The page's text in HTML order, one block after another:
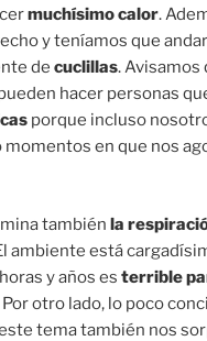
muchísimo calor.
y teníamos que andar
de cuclillas. Avisamos
hacer personas
porque incluso
momentos en que nos
también la
ambiente está
y años es terrible
Por otro lado, lo poco
tema también nos